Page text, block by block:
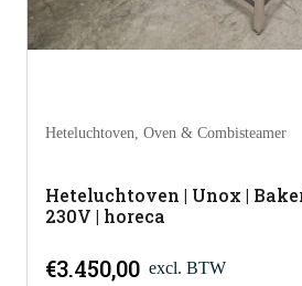
Heteluchtoven, Oven & Combisteamer
Heteluchtoven | Unox |
230V | horeca
€3.450,00 excl. BTW